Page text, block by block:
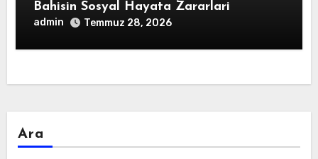
Bahisin Sosyal Hayata Zararlari
admin Temmuz 28, 2026
Ara